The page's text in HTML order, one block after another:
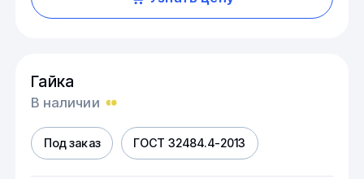
Гайка
В наличии
Под заказ ГОСТ 32484.4-2013